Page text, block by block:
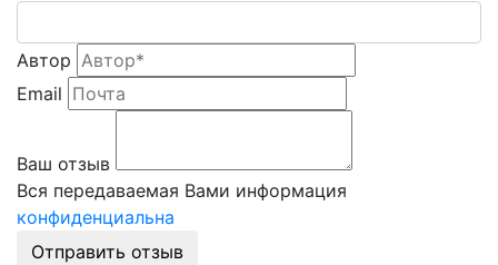
Автор
Email
Ваш отзыв
Вся передаваемая Вами информация
конфиденциальна
Отправить отзыв